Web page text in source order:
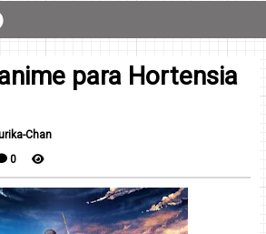
para Hortensia
Chan
0